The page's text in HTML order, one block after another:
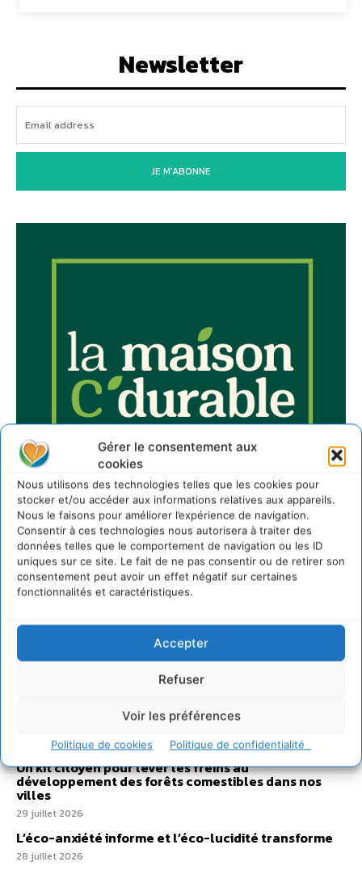
Gérer le consentement aux
cookies
Nous utilisons des technologies telles que les cookies pour
stocker et/ou accéder aux informations relatives aux appareils.
Nous le faisons pour améliorer l’expérience de navigation.
Consentir à ces technologies nous autorisera à traiter des
données telles que le comportement de navigation ou les ID
uniques sur ce site. Le fait de ne pas consentir ou de retirer son
consentement peut avoir un effet négatif sur certaines
fonctionnalités et caractéristiques.
Accepter
Refuser
Voir les préférences
Politique de cookies Politique de confidentialité
Newsletter
JE M'ABONNE
Sur Cdurable
Comment le sol français a perdu sa mémoire
Développer notre attention aux espèces vivantes
non humaines avec les communs de Zoepolis
30 juillet 2026
Un kit citoyen pour lever les freins au
développement des forêts comestibles dans nos
villes
29 juillet 2026
L’éco-anxiété informe et l’éco-lucidité transforme
28 juillet 2026